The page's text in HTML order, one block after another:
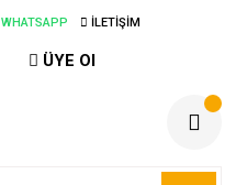
WHATSAPP İLETİŞİM
ÜYE Ol